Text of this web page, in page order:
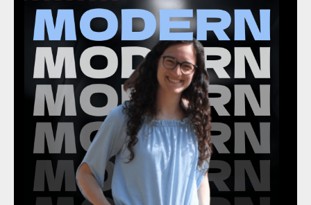
Modern
Dall'età di 5 anni studia classica, moderna,
contemporanea e hip hop.
Partecipa a concorsi, rassegne e stage con ballerini
di fama tra cui Abby Silva Gavezzoli, Ivan Testini,
Tiziana Vitto, Fenix e tanti altri.
Laureata in psicologia e dotata di empatia, sa
accompagnare la crescita dei bambini con
un'attenzione speciale per gli aspetti umani e
relazionali.